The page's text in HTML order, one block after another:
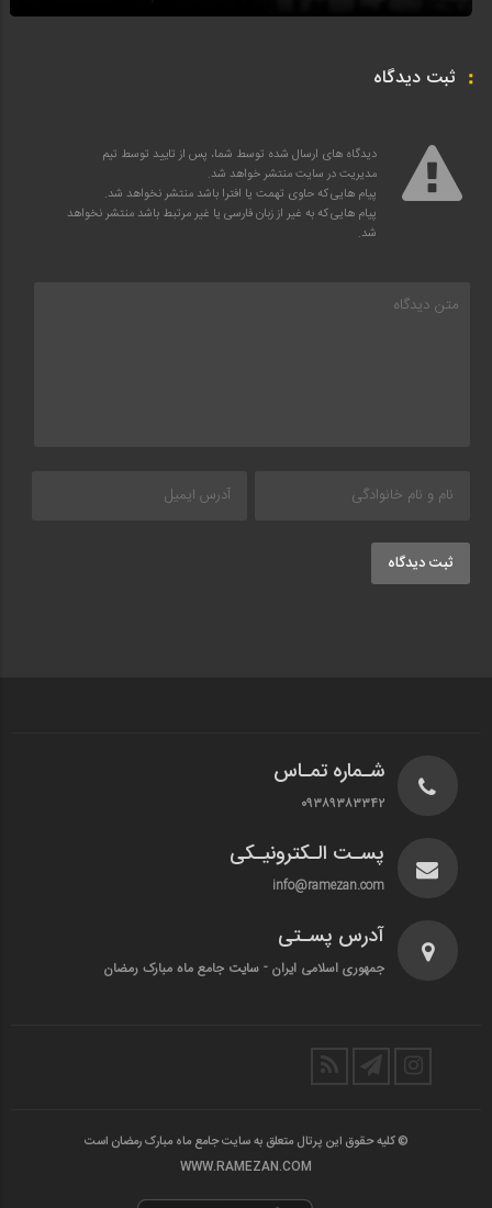
ثبت دیدگاه
دیدگاه های ارسال شده توسط شما، پس از تایید توسط تیم
مدیریت در سایت منتشر خواهد شد.
پیام هایی که حاوی تهمت یا افترا باشد منتشر نخواهد شد.
پیام هایی که به غیر از زبان فارسی یا غیر مرتبط باشد منتشر نخواهد
شد.
ثبت دیدگاه
شـماره تمـاس
۰۹۳۸۹۳۸۳۳۴۲
پسـت الـکترونیـکی
info@ramezan.com
آدرس پسـتی
جمهوری اسلامی ایران - سایت جامع ماه مبارک رمضان
© کلیه حقوق این پرتال متعلق به سایت جامع ماه مبارک رمضان است
WWW.RAMEZAN.COM